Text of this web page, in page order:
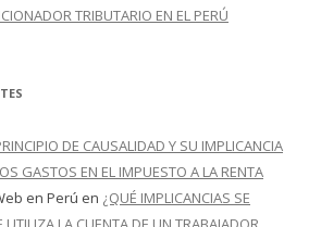
TRIBUTARIO EN EL PERÚ
DE CAUSALIDAD Y SU IMPLICANCIA
GASTOS EN EL IMPUESTO A LA RENTA
en Perú en ¿QUÉ IMPLICANCIAS SE